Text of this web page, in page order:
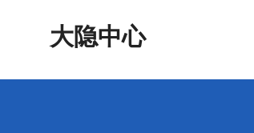
大隐中心